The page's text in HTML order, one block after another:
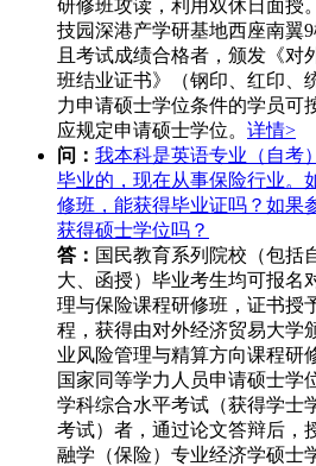
研修班攻读，利用双休日面授
技园深港产学研基地西座南翼
且考试成绩合格者，颁发《对
班结业证书》（钢印、红印、
力申请硕士学位条件的学员可
应规定申请硕士学位。 详情>
问： 我本科是英语专业（自考
毕业的，现在从事保险行业。
修班，能获得毕业证吗？如果
获得硕士学位吗？
答： 国民教育系列院校（包括
大、函授）毕业考生均可报名
理与保险课程研修班，证书授
程，获得由对外经济贸易大学
业风险管理与精算方向课程研
国家同等学力人员申请硕士学
学科综合水平考试（获得学士
考试）者，通过论文答辩后，
融学（保险）专业经济学硕士